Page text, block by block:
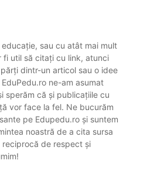
sau cu atât mai mult
util să citați cu link, atunci
dintr-un articol sau o idee
ne-am asumat
sperăm că și publicațiile cu
vor face la fel. Ne bucurăm
pe Edupedu.ro și suntem
noastră de a cita sursa
de respect și